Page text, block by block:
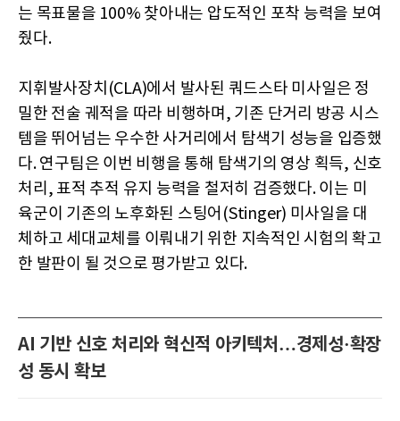
는 목표물을 100% 찾아내는 압도적인 포착 능력을 보여
줬다.
지휘발사장치(CLA)에서 발사된 쿼드스타 미사일은 정
밀한 전술 궤적을 따라 비행하며, 기존 단거리 방공 시스
템을 뛰어넘는 우수한 사거리에서 탐색기 성능을 입증했
다. 연구팀은 이번 비행을 통해 탐색기의 영상 획득, 신호
처리, 표적 추적 유지 능력을 철저히 검증했다. 이는 미
육군이 기존의 노후화된 스팅어(Stinger) 미사일을 대
체하고 세대교체를 이뤄내기 위한 지속적인 시험의 확고
한 발판이 될 것으로 평가받고 있다.
AI 기반 신호 처리와 혁신적 아키텍처…경제성·확장
성 동시 확보